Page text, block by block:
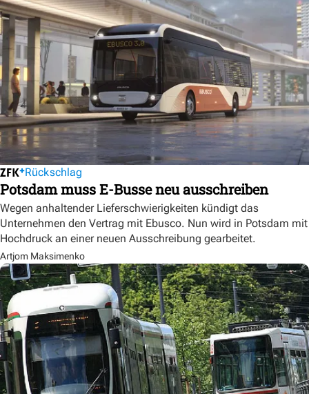
Rückschlag
Potsdam muss E-Busse neu ausschreiben
Wegen anhaltender Lieferschwierigkeiten kündigt das
Unternehmen den Vertrag mit Ebusco. Nun wird in Potsdam mit
Hochdruck an einer neuen Ausschreibung gearbeitet.
Artjom Maksimenko